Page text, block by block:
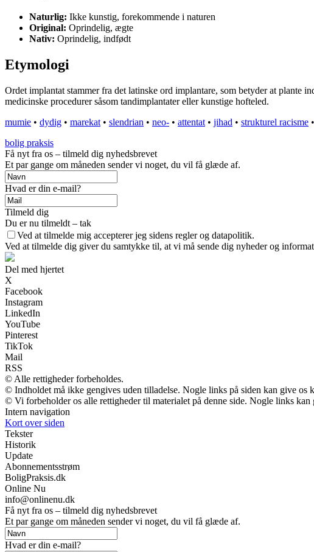
Naturlig: Ikke kunstig, forekommende i naturen
Original: Oprindelig, ægte
Nativ: Oprindelig, indfødt
Etymologi
Ordet implantat stammer fra det latinske ord implantare, som betyder at plante
medicinske procedurer såsom tandimplantater eller kunstige hofteled.
mumie • dydig • marekat • slendrian • neo- • attentat • jihad • strukturel racisme •
bolig praksis
Få nyt fra os – tilmeld dig nyhedsbrevet
Et par gange om måneden sender vi noget, du vil få glæde af.
Hvad er din e-mail?
Tilmeld dig
Du er nu tilmeldt – tak
Ved at tilmelde mig accepterer jeg sidens regler og datapolitik.
Ved at tilmelde dig giver du samtykke til, at vi må sende dig nyheder og
Del med hjertet
X
Facebook
Instagram
LinkedIn
YouTube
Pinterest
TikTok
Mail
RSS
© Alle rettigheder forbeholdes.
© Indholdet må ikke gengives uden tilladelse. Nogle links på siden kan give os
© Vi forbeholder os alle rettigheder til materialet på denne side. Nogle links
Intern navigation
Kort over siden
Tekster
Historik
Update
Abonnementsstrøm
BoligPraksis.dk
Online Nu
info@onlinenu.dk
Få nyt fra os – tilmeld dig nyhedsbrevet
Et par gange om måneden sender vi noget, du vil få glæde af.
Hvad er din e-mail?